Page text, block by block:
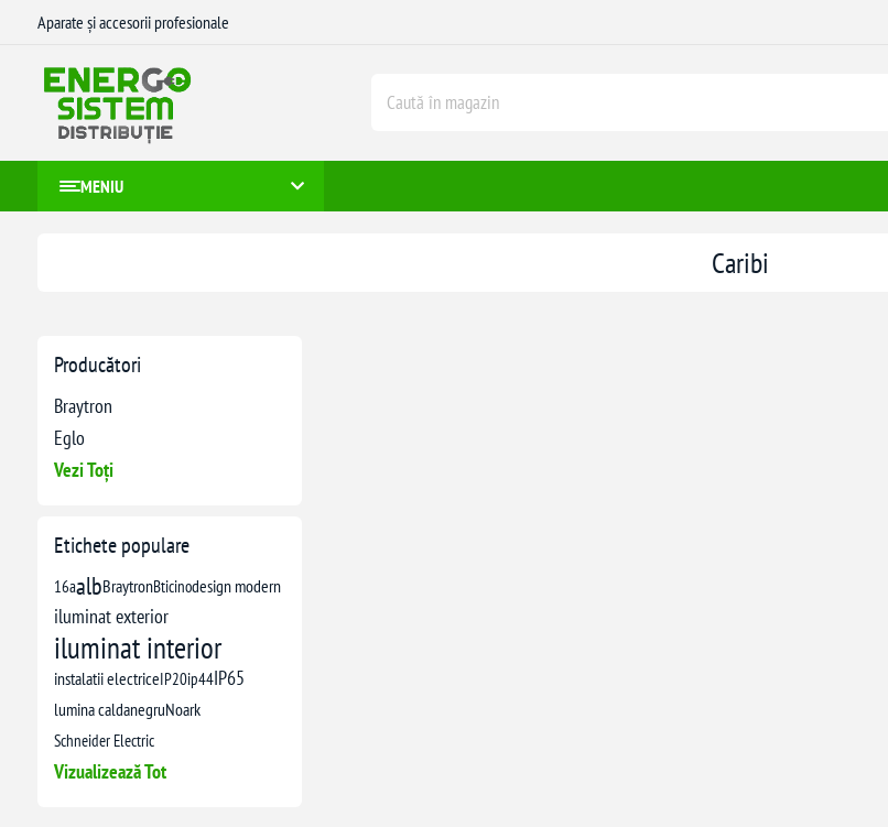
Aparate și accesorii profesionale
MENIU
Producători
Braytron
Eglo
Vezi Toți
Etichete populare
16aalbBraytronBticinodesign modern
iluminat exterior
iluminat interior
instalatii electriceIP20ip44IP65
lumina caldanegruNoark
Schneider Electric
Vizualizează Tot
Caribi